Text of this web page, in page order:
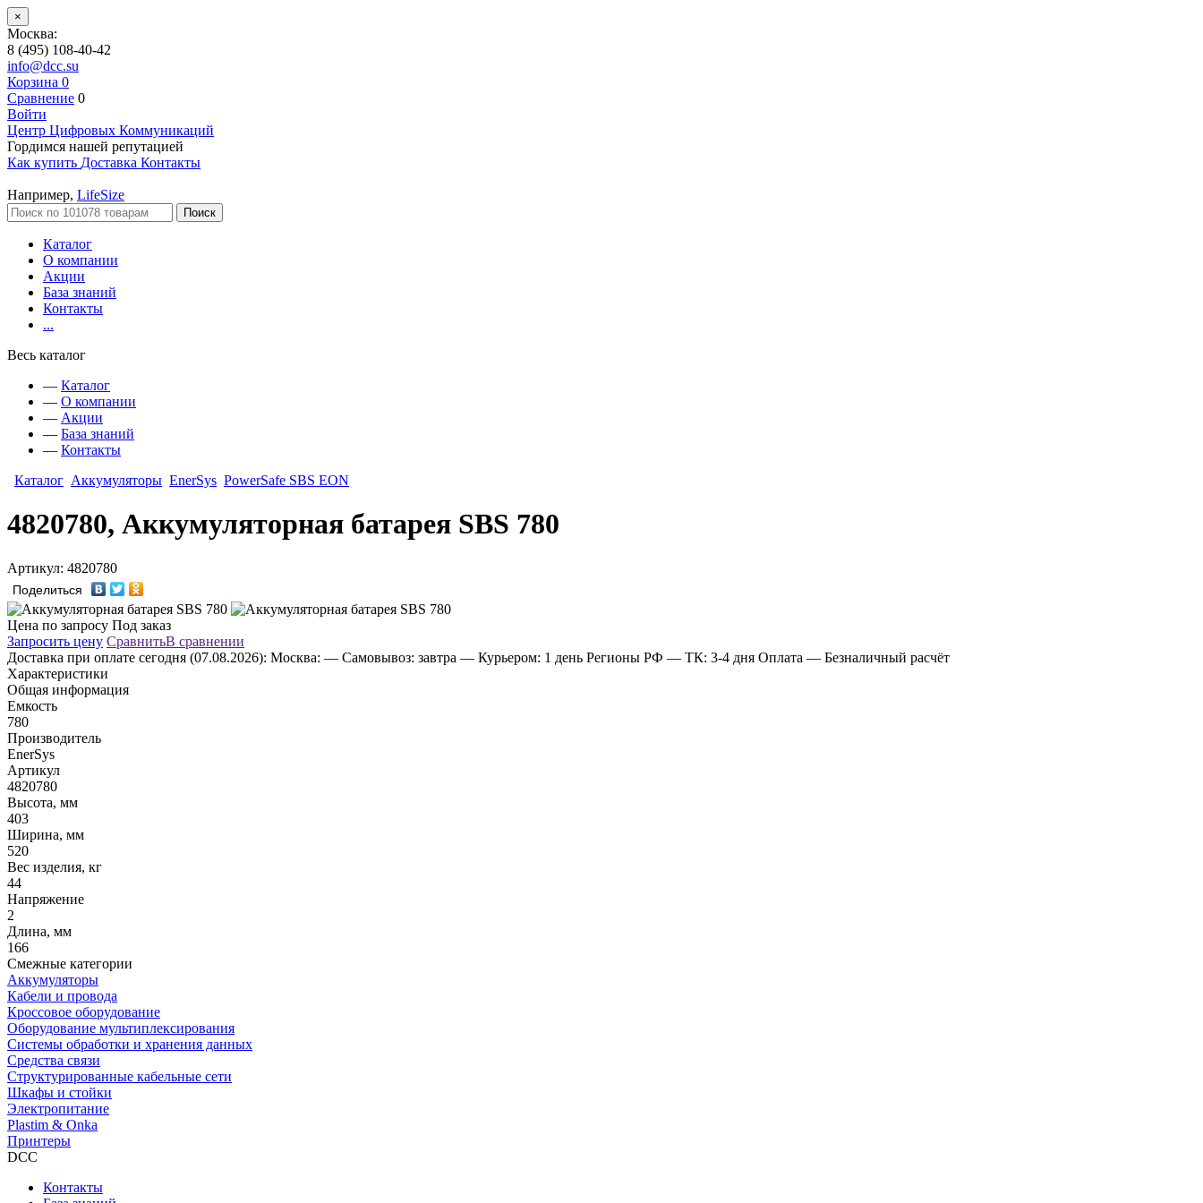
×
Москва:
8 (495) 108-40-42
info@dcc.su
Корзина 0
Сравнение 0
Войти
Центр Цифровых Коммуникаций
Гордимся нашей репутацией
Как купить Доставка Контакты
Например, LifeSize
Поиск
Каталог
О компании
Акции
База знаний
Контакты
...
Весь каталог
— Каталог
— О компании
— Акции
— База знаний
— Контакты
Каталог Аккумуляторы EnerSys PowerSafe SBS EON
4820780, Аккумуляторная батарея SBS 780
Артикул: 4820780
Поделиться
Цена по запросу Под заказ
Запросить цену СравнитьВ сравнении
Доставка при оплате сегодня (07.08.2026): Москва: — Самовывоз: завтра — Курьером: 1 день Регионы РФ — ТК: 3-4 дня Оплата — Безналичный расчёт
Характеристики
Общая информация
Емкость
780
Производитель
EnerSys
Артикул
4820780
Высота, мм
403
Ширина, мм
520
Вес изделия, кг
44
Напряжение
2
Длина, мм
166
Смежные категории
Аккумуляторы
Кабели и провода
Кроссовое оборудование
Оборудование мультиплексирования
Системы обработки и хранения данных
Средства связи
Структурированные кабельные сети
Шкафы и стойки
Электропитание
Plastim & Onka
Принтеры
DCC
Контакты